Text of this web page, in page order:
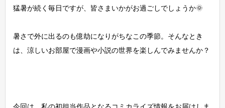
猛暑が続く毎日ですが、皆さまいかがお過ごしでしょうか🌞
暑さで外に出るのも億劫になりがちなこの季節。そんなとき
は、涼しいお部屋で漫画や小説の世界を楽しんでみませんか？
今回は、私の初担当作品となるコミカライズ情報をお届けしま